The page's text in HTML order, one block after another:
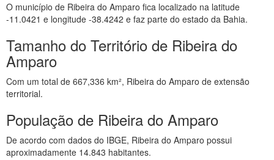
O município de Ribeira do Amparo fica localizado na latitude
-11.0421 e longitude -38.4242 e faz parte do estado da Bahia.
Tamanho do Território de Ribeira do
Amparo
Com um total de 667,336 km², Ribeira do Amparo de extensão
territorial.
População de Ribeira do Amparo
De acordo com dados do IBGE, Ribeira do Amparo possui
aproximadamente 14.843 habitantes.